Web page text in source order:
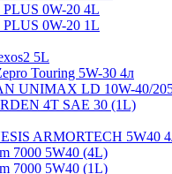
0W-20 4L
0W-20 1L
5L
Touring 5W-30 4л
UNIMAX LD 10W-40/
4Т SAE 30 (1L)
ARMORTECH 5W40
7000 5W40 (4L)
7000 5W40 (1L)